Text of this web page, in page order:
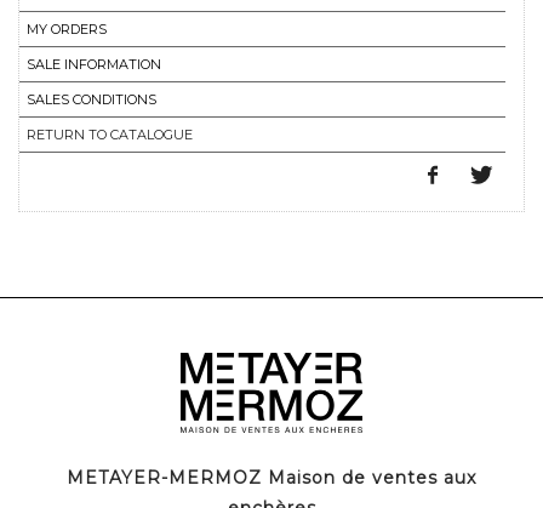
MY ORDERS
SALE INFORMATION
SALES CONDITIONS
RETURN TO CATALOGUE
METAYER-MERMOZ Maison de ventes aux